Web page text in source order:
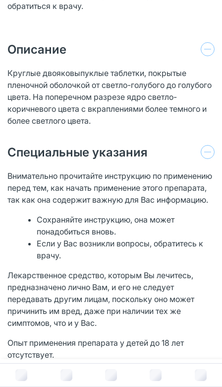
В корзину за
обратиться к врачу.
Описание
Круглые двояковыпуклые таблетки, покрытые
пленочной оболочкой от светло-голубого до голубого
цвета. На поперечном разрезе ядро светло-
коричневого цвета с вкраплениями более темного и
более светлого цвета.
Специальные указания
Внимательно прочитайте инструкцию по применению
перед тем, как начать применение этого препарата,
так как она содержит важную для Вас информацию.
Сохраняйте инструкцию, она может
понадобиться вновь.
Если у Вас возникли вопросы, обратитесь к
врачу.
Лекарственное средство, которым Вы лечитесь,
предназначено лично Вам, и его не следует
передавать другим лицам, поскольку оно может
причинить им вред, даже при наличии тех же
симптомов, что и у Вас.
Опыт применения препарата у детей до 18 лет
отсутствует.
Во время применения препарата СонНорм Дуо